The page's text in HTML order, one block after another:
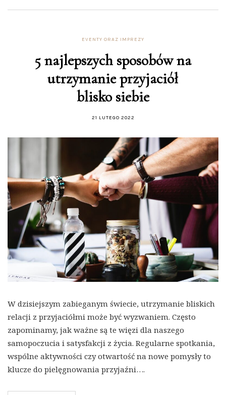
EVENTY ORAZ IMPREZY
5 najlepszych sposobów na
utrzymanie przyjaciół
blisko siebie
21 LUTEGO 2022
W dzisiejszym zabieganym świecie, utrzymanie bliskich
relacji z przyjaciółmi może być wyzwaniem. Często
zapominamy, jak ważne są te więzi dla naszego
samopoczucia i satysfakcji z życia. Regularne spotkania,
wspólne aktywności czy otwartość na nowe pomysły to
klucze do pielęgnowania przyjaźni….